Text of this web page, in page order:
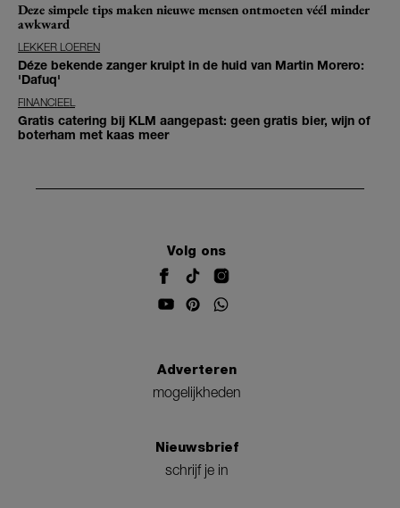
Deze simpele tips maken nieuwe mensen ontmoeten véél minder
awkward
LEKKER LOEREN
Déze bekende zanger kruipt in de huid van Martin Morero:
'Dafuq'
FINANCIEEL
Gratis catering bij KLM aangepast: geen gratis bier, wijn of
boterham met kaas meer
Volg ons
Adverteren
mogelijkheden
Nieuwsbrief
schrijf je in